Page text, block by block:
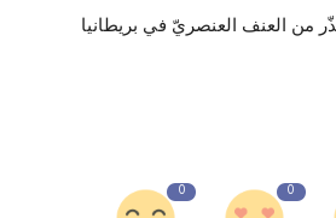
من العنف العنصريّ في بريطانيا
0
0